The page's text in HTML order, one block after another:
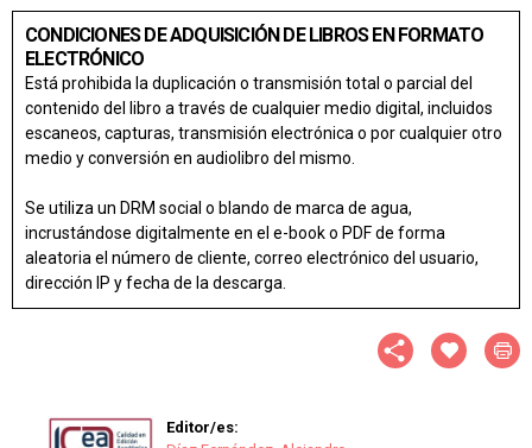
CONDICIONES DE ADQUISICIÓN DE LIBROS EN FORMATO
ELECTRÓNICO
Está prohibida la duplicación o transmisión total o parcial del
contenido del libro a través de cualquier medio digital, incluidos
escaneos, capturas, transmisión electrónica o por cualquier otro
medio y conversión en audiolibro del mismo.
Se utiliza un DRM social o blando de marca de agua,
incrustándose digitalmente en el e-book o PDF de forma
aleatoria el número de cliente, correo electrónico del usuario,
dirección IP y fecha de la descarga.
Editor/es: